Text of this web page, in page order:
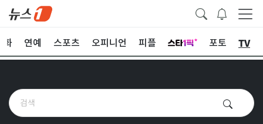
화 연예 스포츠 오피니언 피플 포토 TV